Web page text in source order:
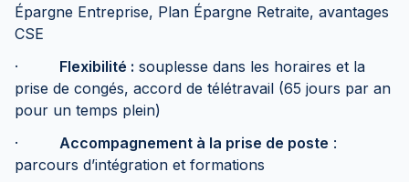
Épargne Entreprise, Plan Épargne Retraite, avantages
CSE
· Flexibilité : souplesse dans les horaires et la
prise de congés, accord de télétravail (65 jours par an
pour un temps plein)
· Accompagnement à la prise de poste :
parcours d’intégration et formations